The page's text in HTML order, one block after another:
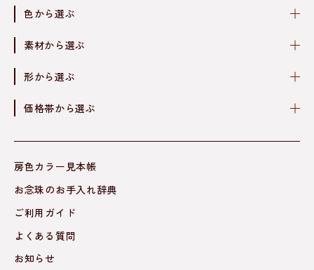
色から選ぶ
素材から選ぶ
形から選ぶ
価格帯から選ぶ
房色カラー見本帳
お念珠のお手入れ辞典
ご利用ガイド
よくある質問
お知らせ